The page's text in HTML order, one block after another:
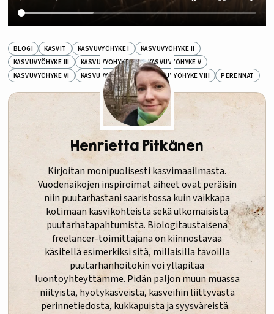
BLOGI KASVIT KASVUVYÖHYKE I
KASVUVYÖHYKE II
KASVUVYÖHYKE III
KASVUVYÖHYKE IV
KASVUVYÖHYKE V
KASVUVYÖHYKE VI
KASVUVYÖHYKE VII KASVUVYÖHYKE VIII PERENNAT
Henrietta Pitkänen
Kirjoitan monipuolisesti kasvimaailmasta.
Vuodenaikojen inspiroimat aiheet ovat peräisin
niin puutarhastani saaristossa kuin vaikkapa
kotimaan kasvikohteista sekä ulkomaisista
puutarhatapahtumista. Biologitaustaisena
freelancer-toimittajana on kiinnostavaa
käsitellä esimerkiksi sitä, millaisilla tavoilla
puutarhanhoitokin voi ylläpitää
luontoyhteyttämme. Pidän paljon muun muassa
niityistä, hyötykasveista, kasveihin liittyvästä
perinnetiedosta, kukkapuista ja syysväreistä.